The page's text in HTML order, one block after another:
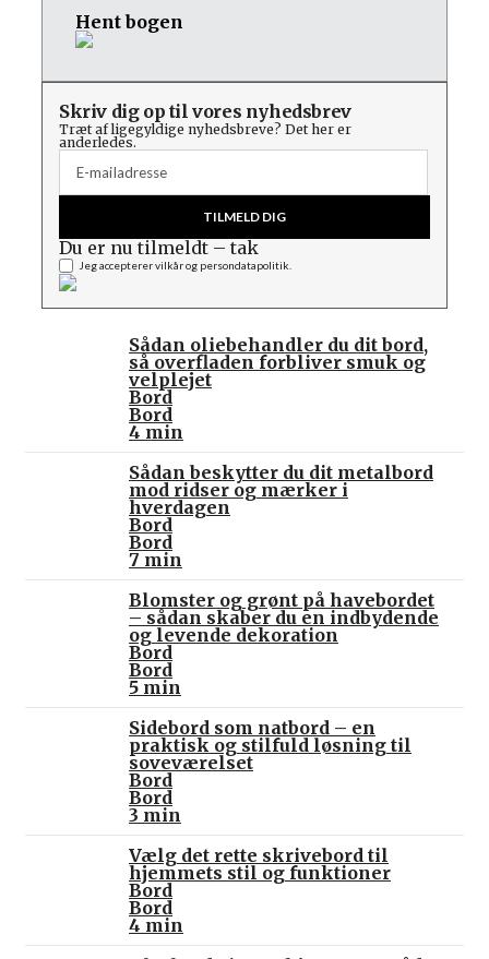
Hent bogen
Skriv dig op til vores nyhedsbrev
Træt af ligegyldige nyhedsbreve? Det her er
anderledes.
TILMELD DIG
Du er nu tilmeldt – tak
Jeg accepterer vilkår og persondatapolitik.
Sådan oliebehandler du dit bord,
så overfladen forbliver smuk og
velplejet
Bord
Bord
4 min
Sådan beskytter du dit metalbord
mod ridser og mærker i
hverdagen
Bord
Bord
7 min
Blomster og grønt på havebordet
– sådan skaber du en indbydende
og levende dekoration
Bord
Bord
5 min
Sidebord som natbord – en
praktisk og stilfuld løsning til
soveværelset
Bord
Bord
3 min
Vælg det rette skrivebord til
hjemmets stil og funktioner
Bord
Bord
4 min